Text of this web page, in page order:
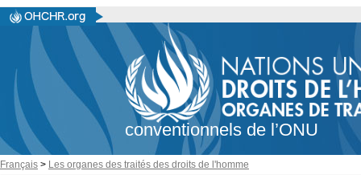
conventionnels de l’ONU
Français > Les organes des traités des droits de l'homme